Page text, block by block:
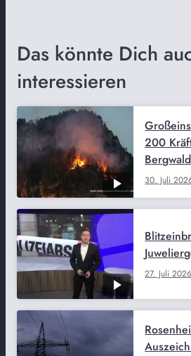
Das könnte Dich
interessieren
30. Juli
200
27. Juli 2026